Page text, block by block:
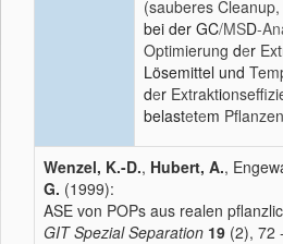
(sauberes Cleanup,
bei der GC/MSD-
Optimierung der
Lösemittel und
der Extrakti
belastetem
Wenzel, K.-D., Hubert, A.,
G. (1999):
ASE von POPs aus realen
GIT Spezial Separation 19 (2), 72